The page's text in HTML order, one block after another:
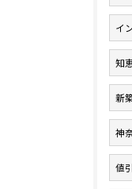
イ
知
新
神
値